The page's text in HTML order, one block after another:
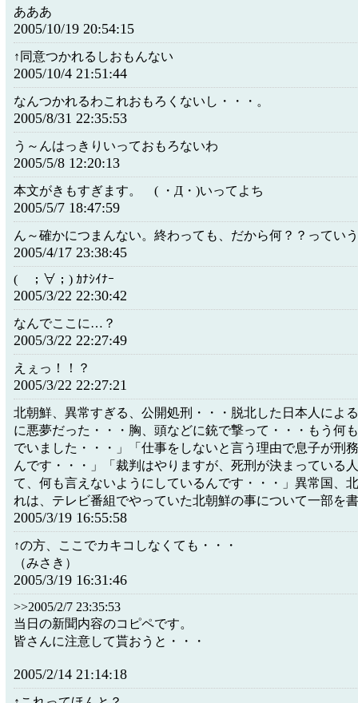
あああ
2005/10/19 20:54:15
↑同意つかれるしおもんない
2005/10/4 21:51:44
なんつかれるわこれおもろくないし・・・。
2005/8/31 22:35:53
う～んはっきりいっておもろないわ
2005/5/8 12:20:13
本文がきもすぎます。 ( ・Д・)いってよち
2005/5/7 18:47:59
ん～確かにつまんない。終わっても、だから何？？ってい
2005/4/17 23:38:45
( ；∀；) ｶﾅｼｲﾅｰ
2005/3/22 22:30:42
なんでここに…？
2005/3/22 22:27:49
えぇっ！！？
2005/3/22 22:27:21
北朝鮮、異常すぎる、公開処刑・・・脱北した日本人によ
に悪夢だった・・・胸、頭などに銃で撃って・・・もう何
でいました・・・」「仕事をしないと言う理由で息子が刑
んです・・・」「裁判はやりますが、死刑が決まっている
て、何も言えないようにしているんです・・・」異常国、
れは、テレビ番組でやっていた北朝鮮の事について一部を
2005/3/19 16:55:58
↑の方、ここでカキコしなくても・・・
（みさき）
2005/3/19 16:31:46
>>2005/2/7 23:35:53
当日の新聞内容のコピペです。
皆さんに注意して貰おうと・・・
2005/2/14 21:14:18